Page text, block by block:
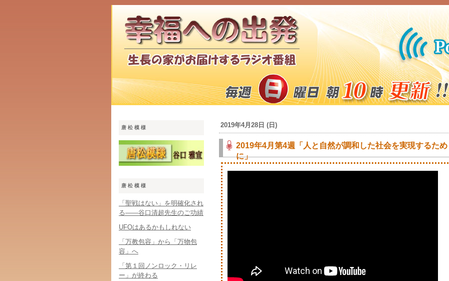
唐松模様
唐松模様
「聖戦はない」を明確化され
る――谷口清超先生のご功績
UFOはあるかもしれない
「万教包容」から「万物包
容」へ
「第１回ノンロック・リレ
ー」が終わる
2019年4月28日 (日)
2019年4月第4週「人と自然が調和した社会を実現するため
に」